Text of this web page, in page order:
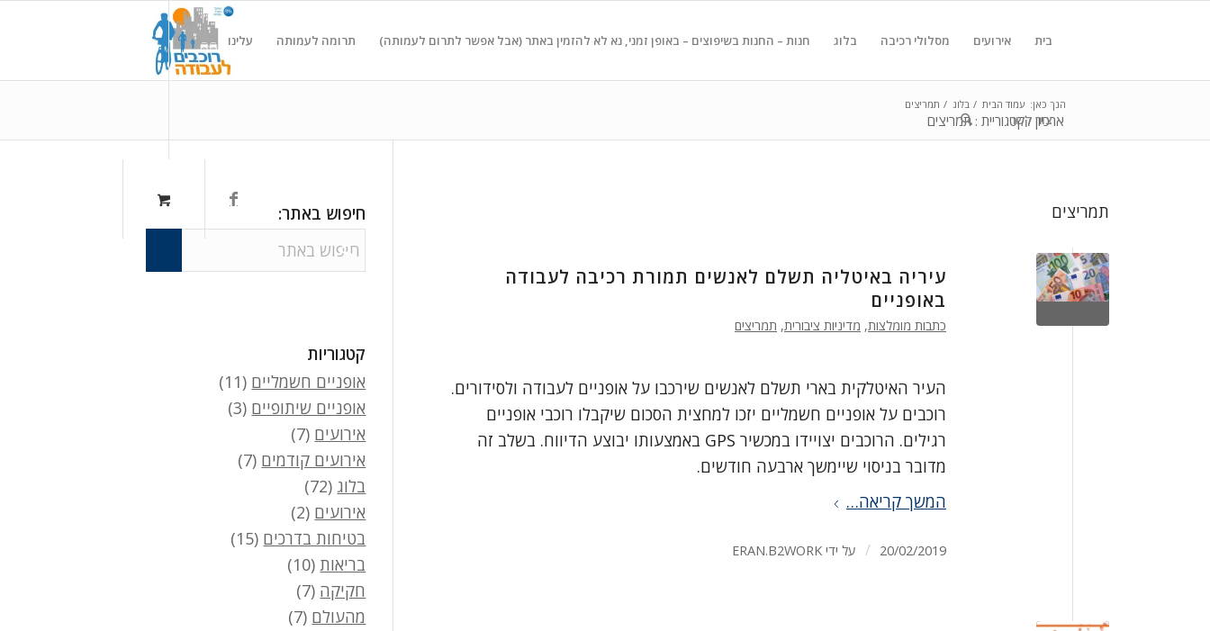
בית אירועים מסלולי רכיבה בלוג חנות – החנות בשיפוצים – באופן זמני, נא לא להזמין באתר (אבל אפשר לתרום לעמותה) תרומה לעמותה עלינו
צור קשר
ארכיון לקטגוריית : תמריצים
הנך כאן: עמוד הבית / בלוג / תמריצים
תמריצים
עיריה באיטליה תשלם לאנשים תמורת רכיבה לעבודה
באופניים
כתבות מומלצות, מדיניות ציבורית, תמריצים
העיר האיטלקית בארי תשלם לאנשים שירכבו על אופניים לעבודה ולסידורים.
רוכבים על אופניים חשמליים יזכו למחצית הסכום שיקבלו רוכבי אופניים
רגילים. הרוכבים יצויידו במכשיר GPS באמצעותו יבוצע הדיווח. בשלב זה
מדובר בניסוי שיימשך ארבעה חודשים.
המשך קריאה…
20/02/2019
/ על ידי ERAN.B2WORK
חיפוש באתר:
קטגוריות
אופניים חשמליים (11)
אופניים שיתופיים (3)
אירועים (7)
אירועים קודמים (7)
בלוג (72)
אירועים (2)
בטיחות בדרכים (15)
בריאות(10)
חקיקה (7)
מהעולם (7)